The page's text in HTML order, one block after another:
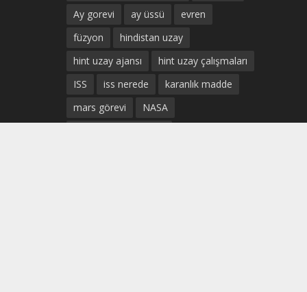
Ay gorevi
ay üssü
evren
füzyon
hindistan uzay
hint uzay ajansı
hint uzay çalışmaları
ISS
iss nerede
karanlık madde
mars görevi
NASA